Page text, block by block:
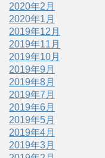
2020年2月
2020年1月
2019年12月
2019年11月
2019年10月
2019年9月
2019年8月
2019年7月
2019年6月
2019年5月
2019年4月
2019年3月